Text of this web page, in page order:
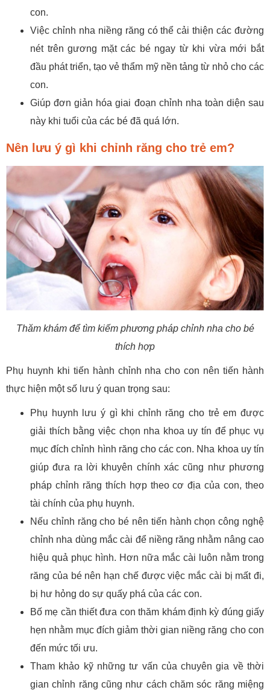
con.
Việc chỉnh nha niềng răng có thể cải thiện các đường
nét trên gương mặt các bé ngay từ khi vừa mới bắt
đầu phát triển, tạo vẻ thẩm mỹ nền tảng từ nhỏ cho các
con.
Giúp đơn giản hóa giai đoạn chỉnh nha toàn diện sau
này khi tuổi của các bé đã quá lớn.
Nên lưu ý gì khi chỉnh răng cho trẻ em?
Thăm khám để tìm kiếm phương pháp chỉnh nha cho bé
thích hợp
Phụ huynh khi tiến hành chỉnh nha cho con nên tiến hành
thực hiện một số lưu ý quan trọng sau:
Phụ huynh lưu ý gì khi chỉnh răng cho trẻ em được
giải thích bằng việc chọn nha khoa uy tín để phục vụ
mục đích chỉnh hình răng cho các con. Nha khoa uy tín
giúp đưa ra lời khuyên chính xác cũng như phương
pháp chỉnh răng thích hợp theo cơ địa của con, theo
tài chính của phụ huynh.
Nếu chỉnh răng cho bé nên tiến hành chọn công nghệ
chỉnh nha dùng mắc cài để niềng răng nhằm nâng cao
hiệu quả phục hình. Hơn nữa mắc cài luôn nằm trong
răng của bé nên hạn chế được việc mắc cài bị mất đi,
bị hư hỏng do sự quấy phá của các con.
Bố mẹ cần thiết đưa con thăm khám định kỳ đúng giấy
hẹn nhằm mục đích giảm thời gian niềng răng cho con
đến mức tối ưu.
Tham khảo kỹ những tư vấn của chuyên gia về thời
gian chỉnh răng cũng như cách chăm sóc răng miệng